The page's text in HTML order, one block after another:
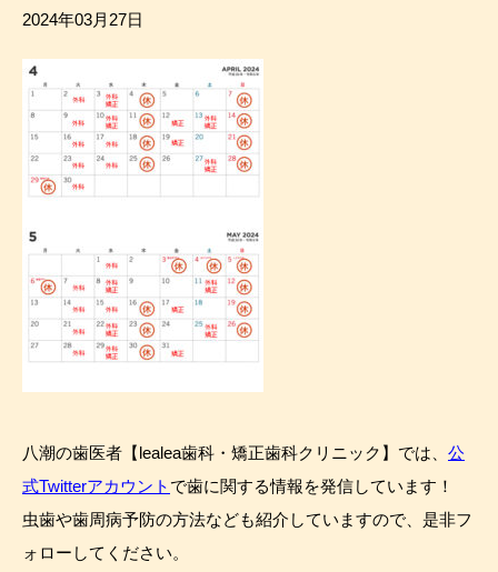
2024年03月27日
八潮の歯医者【lealea歯科・矯正歯科クリニック】では、 公
式Twitterアカウント で歯に関する情報を発信しています！
虫歯や歯周病予防の方法なども紹介していますので、是非フ
ォローしてください。